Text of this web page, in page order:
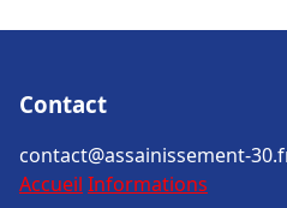
Contact
contact@assainissement-
Accueil Informations